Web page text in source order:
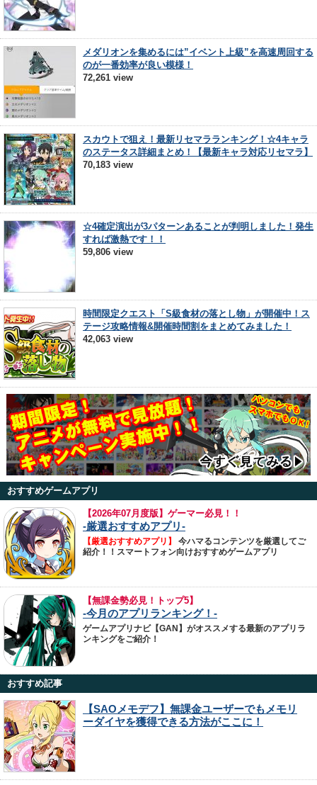
メダリオンを集めるには”イベント上級”を高速周回する
のが一番効率が良い模様！
72,261 view
スカウトで狙え！最新リセマラランキング！☆4キャラ
のステータス詳細まとめ！【最新キャラ対応リセマラ】
70,183 view
☆4確定演出が3パターンあることが判明しました！発生
すれば激熱です！！
59,806 view
時間限定クエスト「S級食材の落とし物」が開催中！ス
テージ攻略情報&開催時間割をまとめてみました！
42,063 view
おすすめゲームアプリ
【2026年07月度版】ゲーマー必見！！
-厳選おすすめアプリ-
【厳選おすすめアプリ】
今ハマるコンテンツを厳選してご
紹介！！スマートフォン向けおすすめゲームアプリ
【無課金勢必見！トップ5】
-今月のアプリランキング！-
ゲームアプリナビ【GAN】がオススメする最新のアプリラ
ンキングをご紹介！
おすすめ記事
【SAOメモデフ】無課金ユーザーでもメモリ
ーダイヤを獲得できる方法がここに！